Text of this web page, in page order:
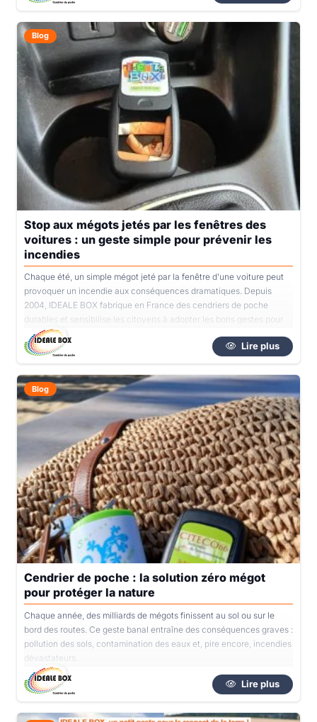
Stop aux mégots jetés par les fenêtres des
voitures : un geste simple pour prévenir les
incendies
Chaque été, un simple mégot jeté par la fenêtre d’une voiture peut
provoquer un incendie aux conséquences dramatiques. Depuis
2004, IDEALE BOX fabrique en France des cendriers de poche
durables et sensibilise les citoyens à adopter les bons gestes pour
protéger l’environnement.
Lire plus
Blog
Cendrier de poche : la solution zéro mégot
pour protéger la nature
Chaque année, des milliards de mégots finissent au sol ou sur le
bord des routes. Ce geste banal entraîne des conséquences graves :
pollution des sols, contamination des eaux et, pire encore, incendies
dévastateurs.
Lire plus
Blog